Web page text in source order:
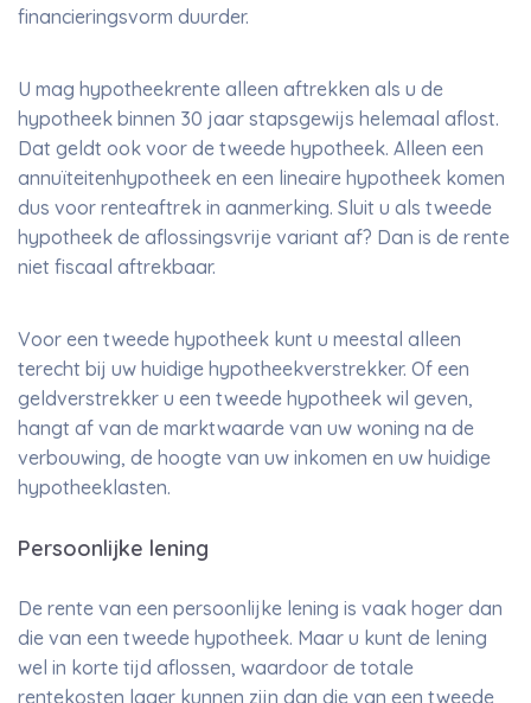
financieringsvorm duurder.
U mag hypotheekrente alleen aftrekken als u de
hypotheek binnen 30 jaar stapsgewijs helemaal aflost.
Dat geldt ook voor de tweede hypotheek. Alleen een
annuïteitenhypotheek en een lineaire hypotheek komen
dus voor renteaftrek in aanmerking. Sluit u als tweede
hypotheek de aflossingsvrije variant af? Dan is de rente
niet fiscaal aftrekbaar.
Voor een tweede hypotheek kunt u meestal alleen
terecht bij uw huidige hypotheekverstrekker. Of een
geldverstrekker u een tweede hypotheek wil geven,
hangt af van de marktwaarde van uw woning na de
verbouwing, de hoogte van uw inkomen en uw huidige
hypotheeklasten.
Persoonlijke lening
De rente van een persoonlijke lening is vaak hoger dan
die van een tweede hypotheek. Maar u kunt de lening
wel in korte tijd aflossen, waardoor de totale
rentekosten lager kunnen zijn dan die van een tweede